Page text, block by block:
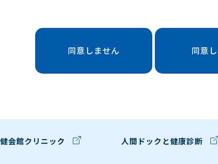
同意しません 同意
会館クリニック 人間ドックと健康診断